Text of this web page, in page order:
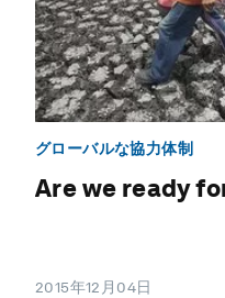
グローバルな協力体制
Are we ready
2015年12月04日